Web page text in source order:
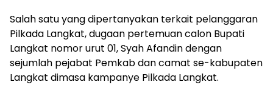
Salah satu yang dipertanyakan terkait pelanggaran
Pilkada Langkat, dugaan pertemuan calon Bupati
Langkat nomor urut 01, Syah Afandin dengan
sejumlah pejabat Pemkab dan camat se-kabupaten
Langkat dimasa kampanye Pilkada Langkat.